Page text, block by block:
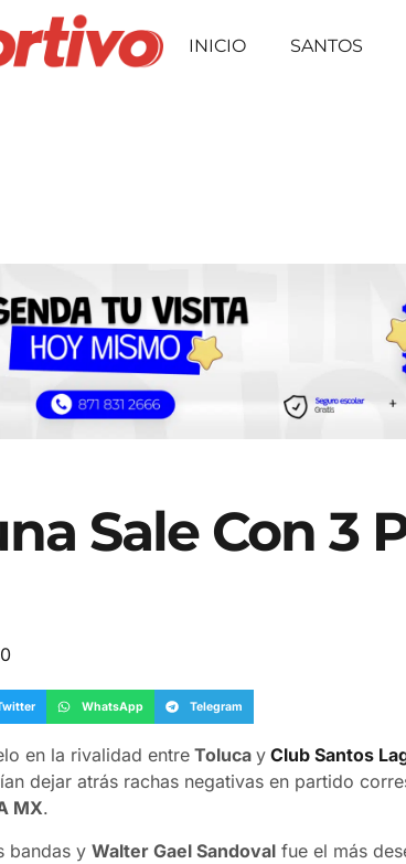
INICIO SANTOS
Sale Con 3
WhatsApp Telegram
en la rivalidad entreToluca y Club Santos
dejar atrás rachas negativas en partido
MX.
bandas y Walter Gael Sandoval fue el más